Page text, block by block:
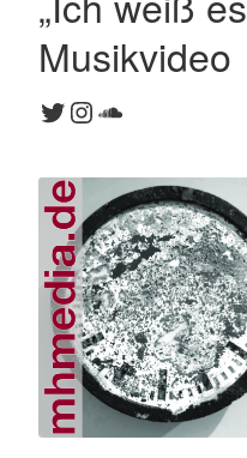
Musikvideo
Twitter
Instagram
SoundCloud